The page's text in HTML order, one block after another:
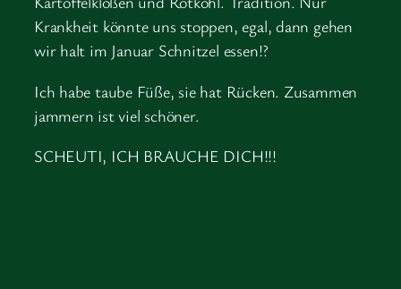
Krankheit könnte uns stoppen, egal, dann gehen
wir halt im Januar Schnitzel essen!?
Ich habe taube Füße, sie hat Rücken. Zusammen
jammern ist viel schöner.
SCHEUTI, ICH BRAUCHE DICH!!!